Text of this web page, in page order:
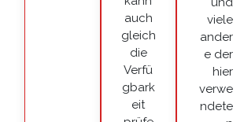
auch
gleich
die
Verfü
gbark
eit
viele
ander
e der
hier
verwe
ndete